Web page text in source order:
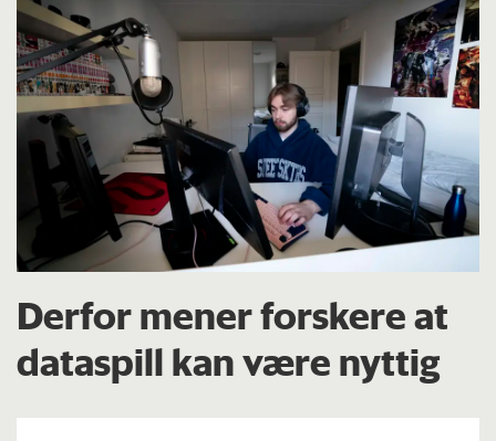
Derfor mener forskere at
dataspill kan være nyttig